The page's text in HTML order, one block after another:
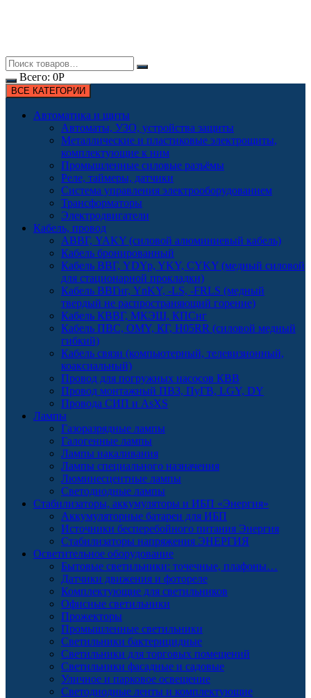
Всего: 0Р
ВСЕ КАТЕГОРИИ
Автоматика и щиты
Автоматы, УЗО, устройства защиты
Металлические и пластиковые электрощиты,
комплектующие к ним
Промышленные силовые разъёмы
Реле, таймеры, датчики
Система управления электрооборудованием
Трансформаторы
Электродвигатели
Кабель, провод
АВВГ, YAKY (силовой алюминиевый кабель)
Кабель бронированный
Кабель ВВГ, YDYp, YKY, CYKY (медный силовой
для стационарной прокладки)
Кабель ВВГнг, YnKY, -LS, -FRLS (медный
твердый не распространяющий горение)
Кабель КВВГ, МКЭШ, КПСнг
Кабель ПВС, OMY, КГ, H05RR (силовой медный
гибкий)
Кабель связи (компьютерный, телевизионный,
коаксиальный)
Провод для погружных насосов КВВ
Провод монтажный ПВЗ, ПуГВ, LGY, DY
Провода СИП и AsXS
Лампы
Газоразрядные лампы
Галогенные лампы
Лампы накаливания
Лампы специального назначения
Люминесцентные лампы
Светодиодные лампы
Стабилизаторы, аккумуляторы и ИБП «Энергия»
Аккумуляторные батареи для ИБП
Источники бесперебойного питания Энергия
Стабилизаторы напряжения ЭНЕРГИЯ
Осветительное оборудование
Бытовые светильники: точечные, плафоны…
Датчики движения и фотореле
Комплектующие для светильников
Офисные светильники
Прожекторы
Промышленные светильники
Светильники бактерицидные
Светильники для торговых помещений
Светильники фасадные и садовые
Уличное и парковое освещение
Светодиодные ленты и комплектующие